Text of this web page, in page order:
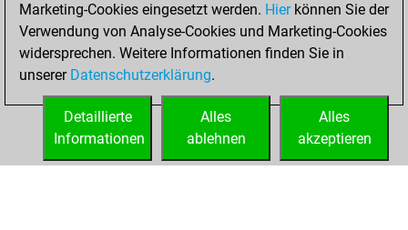
Mittwoch,
Dezember 7, 2022
You created
your Fritz account
Marketing-Cookies eingesetzt werden. Hierkönnen Sie der
Verwendung von Analyse-Cookies und Marketing-Cookies
widersprechen. Weitere Informationen finden Sie in
unserer Datenschutzerklärung.
Alles
akzeptieren
Alles
ablehnen
Detaillierte
Informationen